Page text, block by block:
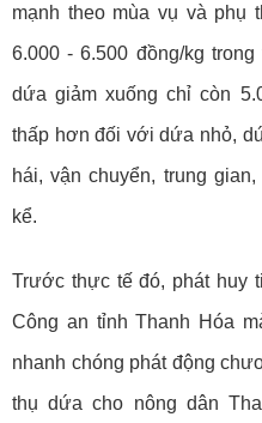
mạnh theo mùa vụ và phụ
6.000 - 6.500 đồng/kg
dứa giảm xuống chỉ còn
thấp hơn đối với dứa nhỏ,
hái, vận chuyển, trung
kể.
Trước thực tế đó, phát huy
Công an tỉnh Thanh Hóa
nhanh chóng phát động
thụ dứa cho nông dân